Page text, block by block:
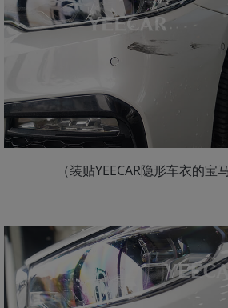
（装贴YEECAR隐形车衣的宝